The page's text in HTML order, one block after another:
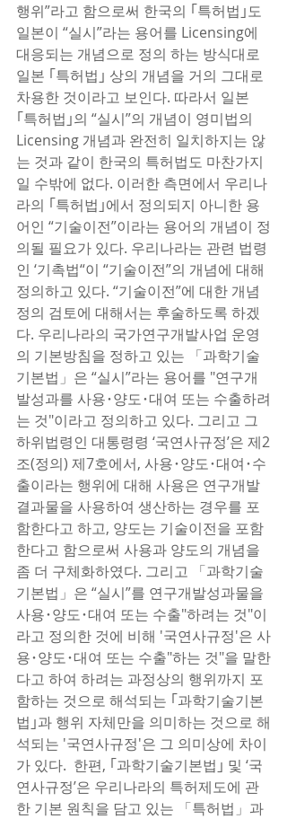
행위”라고 함으로써 한국의 ｢특허법｣도
일본이 “실시”라는 용어를 Licensing에
대응되는 개념으로 정의 하는 방식대로
일본 ｢특허법｣ 상의 개념을 거의 그대로
차용한 것이라고 보인다. 따라서 일본
｢특허법｣의 “실시”의 개념이 영미법의
Licensing 개념과 완전히 일치하지는 않
는 것과 같이 한국의 특허법도 마찬가지
일 수밖에 없다. 이러한 측면에서 우리나
라의 ｢특허법｣에서 정의되지 아니한 용
어인 “기술이전”이라는 용어의 개념이 정
의될 필요가 있다. 우리나라는 관련 법령
인 ‘기촉법“이 “기술이전”의 개념에 대해
정의하고 있다. “기술이전”에 대한 개념
정의 검토에 대해서는 후술하도록 하겠
다. 우리나라의 국가연구개발사업 운영
의 기본방침을 정하고 있는 「과학기술
기본법」은 “실시”라는 용어를 "연구개
발성과를 사용･양도･대여 또는 수출하려
는 것"이라고 정의하고 있다. 그리고 그
하위법령인 대통령령 ‘국연사규정’은 제2
조(정의) 제7호에서, 사용･양도･대여･수
출이라는 행위에 대해 사용은 연구개발
결과물을 사용하여 생산하는 경우를 포
함한다고 하고, 양도는 기술이전을 포함
한다고 함으로써 사용과 양도의 개념을
좀 더 구체화하였다. 그리고 「과학기술
기본법」은 “실시”를 연구개발성과물을
사용･양도･대여 또는 수출"하려는 것"이
라고 정의한 것에 비해 '국연사규정'은 사
용･양도･대여 또는 수출"하는 것"을 말한
다고 하여 하려는 과정상의 행위까지 포
함하는 것으로 해석되는 ｢과학기술기본
법｣과 행위 자체만을 의미하는 것으로 해
석되는 '국연사규정'은 그 의미상에 차이
가 있다.  한편, ｢과학기술기본법｣ 및 ‘국
연사규정’은 우리나라의 특허제도에 관
한 기본 원칙을 담고 있는 「특허법」과